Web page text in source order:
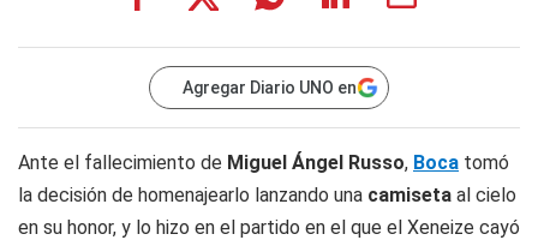
Agregar Diario UNO en
Ante el fallecimiento de Miguel Ángel Russo, Boca tomó
la decisión de homenajearlo lanzando una camiseta al cielo
en su honor, y lo hizo en el partido en el que el Xeneize cayó